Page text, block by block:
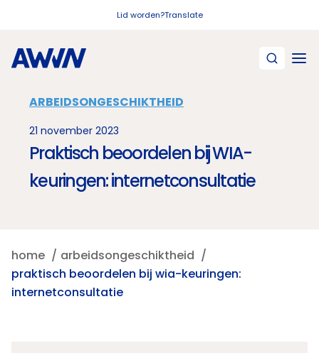
Lid worden?Translate
ARBEIDSONGESCHIKTHEID
21 november 2023
Praktisch beoordelen bij WIA-
keuringen: internetconsultatie
home
arbeidsongeschiktheid
praktisch beoordelen bij wia-keuringen:
internetconsultatie